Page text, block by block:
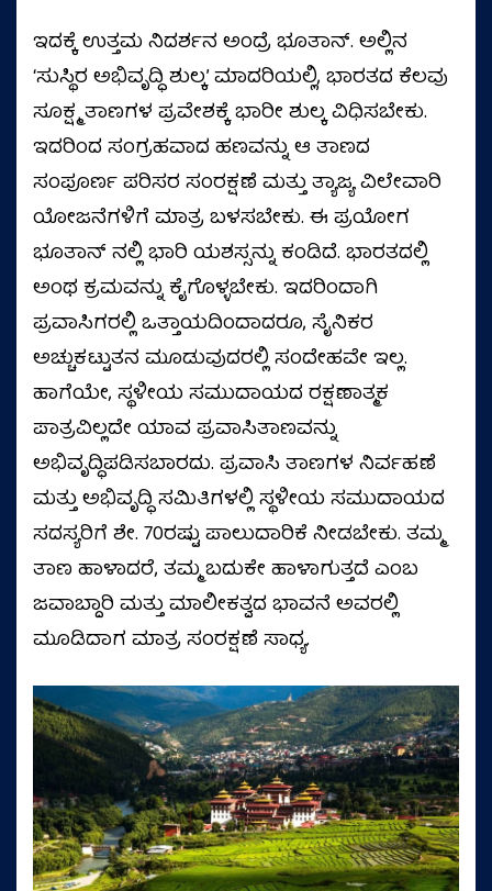
ಇದಕ್ಕೆ ಉತ್ತಮ ನಿದರ್ಶನ ಅಂದ್ರೆ ಭೂತಾನ್. ಅಲ್ಲಿನ
‘ಸುಸ್ಥಿರ ಅಭಿವೃದ್ಧಿ ಶುಲ್ಕ’ ಮಾದರಿಯಲ್ಲಿ, ಭಾರತದ ಕೆಲವು
ಸೂಕ್ಷ್ಮ ತಾಣಗಳ ಪ್ರವೇಶಕ್ಕೆ ಭಾರೀ ಶುಲ್ಕ ವಿಧಿಸಬೇಕು.
ಇದರಿಂದ ಸಂಗ್ರಹವಾದ ಹಣವನ್ನು ಆ ತಾಣದ
ಸಂಪೂರ್ಣ ಪರಿಸರ ಸಂರಕ್ಷಣೆ ಮತ್ತು ತ್ಯಾಜ್ಯ ವಿಲೇವಾರಿ
ಯೋಜನೆಗಳಿಗೆ ಮಾತ್ರ ಬಳಸಬೇಕು. ಈ ಪ್ರಯೋಗ
ಭೂತಾನ್ ನಲ್ಲಿ ಭಾರಿ ಯಶಸ್ಸನ್ನು ಕಂಡಿದೆ. ಭಾರತದಲ್ಲಿ
ಅಂಥ ಕ್ರಮವನ್ನು ಕೈಗೊಳ್ಳಬೇಕು. ಇದರಿಂದಾಗಿ
ಪ್ರವಾಸಿಗರಲ್ಲಿ ಒತ್ತಾಯದಿಂದಾದರೂ, ಸೈನಿಕರ
ಅಚ್ಚುಕಟ್ಟುತನ ಮೂಡುವುದರಲ್ಲಿ ಸಂದೇಹವೇ ಇಲ್ಲ.
ಹಾಗೆಯೇ, ಸ್ಥಳೀಯ ಸಮುದಾಯದ ರಕ್ಷಣಾತ್ಮಕ
ಪಾತ್ರವಿಲ್ಲದೇ ಯಾವ ಪ್ರವಾಸಿತಾಣವನ್ನು
ಅಭಿವೃದ್ಧಿಪಡಿಸಬಾರದು. ಪ್ರವಾಸಿ ತಾಣಗಳ ನಿರ್ವಹಣೆ
ಮತ್ತು ಅಭಿವೃದ್ಧಿ ಸಮಿತಿಗಳಲ್ಲಿ ಸ್ಥಳೀಯ ಸಮುದಾಯದ
ಸದಸ್ಯರಿಗೆ ಶೇ. 70ರಷ್ಟು ಪಾಲುದಾರಿಕೆ ನೀಡಬೇಕು. ತಮ್ಮ
ತಾಣ ಹಾಳಾದರೆ, ತಮ್ಮ ಬದುಕೇ ಹಾಳಾಗುತ್ತದೆ ಎಂಬ
ಜವಾಬ್ದಾರಿ ಮತ್ತು ಮಾಲೀಕತ್ವದ ಭಾವನೆ ಅವರಲ್ಲಿ
ಮೂಡಿದಾಗ ಮಾತ್ರ ಸಂರಕ್ಷಣೆ ಸಾಧ್ಯ.